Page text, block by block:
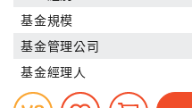
基金規模
基金管理公司
基金經理人